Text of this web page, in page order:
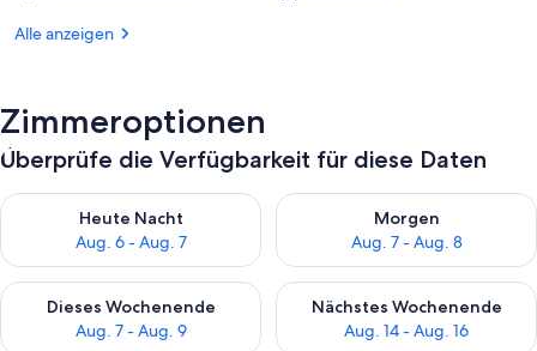
Alle anzeigen
Zimmeroptionen
Überprüfe die Verfügbarkeit für diese Daten
Heute Nacht
Aug. 6 - Aug. 7
Überprüfe die Verfügbarkeit für heute Nacht, Aug. 6 - Aug. 7.
Morgen
Aug. 7 - Aug. 8
Überprüfe die Verfügbarkeit
Dieses Wochenende
Aug. 7 - Aug. 9
Überprüfe die Verfügbarkeit für dieses Wochenende, Aug. 7
Nächstes Wochenende
Aug. 14 - Aug. 16
Überprüfe die Verfügbarkeit